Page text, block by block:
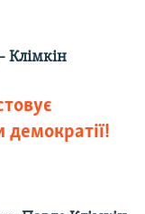
Клімкін